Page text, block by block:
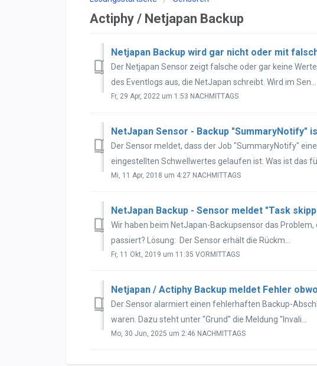
Actiphy / Netjapan Backup
Netjapan Backup wird gar nicht oder mit
Der Netjapan Sensor zeigt falsche oder gar keine
des Eventlogs aus, die NetJapan schreibt. Wird im Sen...
Fr, 29 Apr, 2022 um 1:53 NACHMITTAGS
NetJapan Sensor - Backup "SummaryNotify"
Der Sensor meldet, dass der Job "SummaryNotify"
eingestellten Schwellwertes gelaufen ist. Was ist das
Mi, 11 Apr, 2018 um 4:27 NACHMITTAGS
NetJapan Backup - Sensor meldet "Task
Wir haben beim NetJapan-Backupsensor das
passiert? Lösung: Der Sensor erhält die Rückm...
Fr, 11 Okt, 2019 um 11:35 VORMITTAGS
Der Sensor alarmiert einen fehlerhaften Backup-
waren. Dazu steht unter "Grund" die Meldung "Invali...
Mo, 30 Jun, 2025 um 2:46 NACHMITTAGS